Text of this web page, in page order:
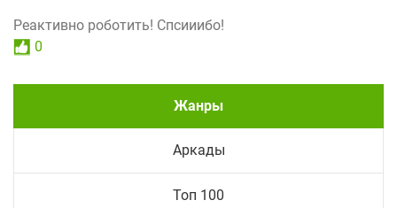
Реактивно роботить! Спсииибо!
0
Жанры
Аркады
Топ 100